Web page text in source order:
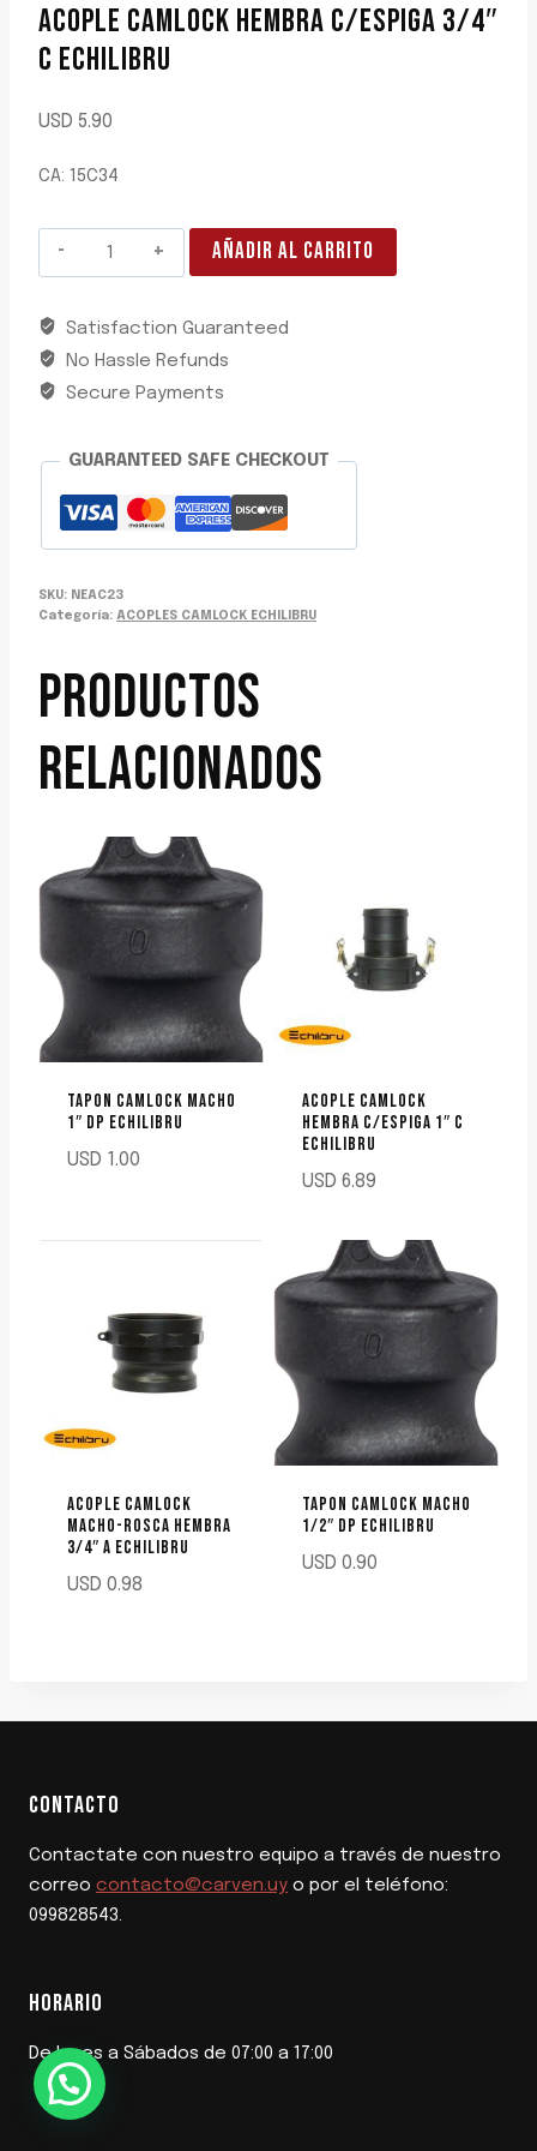
ACOPLE CAMLOCK HEMBRA C/ESPIGA 3/4″
C ECHILIBRU
USD 5.90
CA: 15C34
ACOPLE
CAMLOCK
C/ESPIGA
3/4"
C
cantidad
AÑADIR AL CARRITO
Satisfaction Guaranteed
No Hassle Refunds
Secure Payments
GUARANTEED SAFE CHECKOUT
SKU: NEAC23
Categoría: ACOPLES CAMLOCK ECHILIBRU
PRODUCTOS
RELACIONADOS
TAPON CAMLOCK MACHO
1″ DP ECHILIBRU
USD 1.00
ACOPLE CAMLOCK
HEMBRA C/ESPIGA 1″ C
ECHILIBRU
USD 6.89
ACOPLE CAMLOCK
MACHO-ROSCA HEMBRA
3/4″ A ECHILIBRU
USD 0.98
TAPON CAMLOCK MACHO
1/2″ DP ECHILIBRU
USD 0.90
CONTACTO
Contactate con nuestro equipo a través de nuestro
correo contacto@carven.uy o por el teléfono:
099828543.
HORARIO
De lunes a Sábados de 07:00 a 17:00